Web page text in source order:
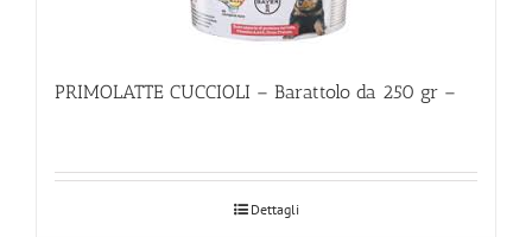
PRIMOLATTE CUCCIOLI – Barattolo da 250 gr –
Dettagli